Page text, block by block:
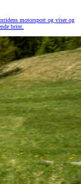
motorsport og viser og
brint.